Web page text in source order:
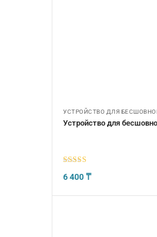
УСТРОЙСТВО ДЛЯ
Устройство для
6 400 ₸